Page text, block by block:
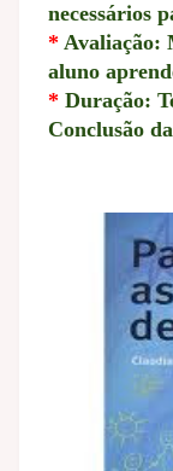
necessários
* Avaliação:
aluno
* Duração:
Conclusão